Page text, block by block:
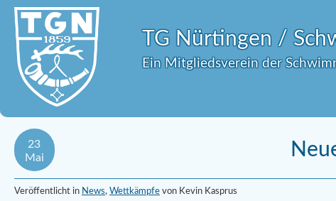
TG Nürtingen /
Ein Mitgliedsverein der
23
Mai
Veröffentlicht in News, Wettkämpfe von Kevin Kasprus